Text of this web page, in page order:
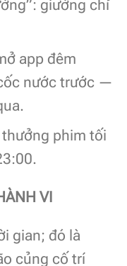
giường chỉ
app đêm
nước trước —
phim tối
VI
gian; đó là
củng cố trí